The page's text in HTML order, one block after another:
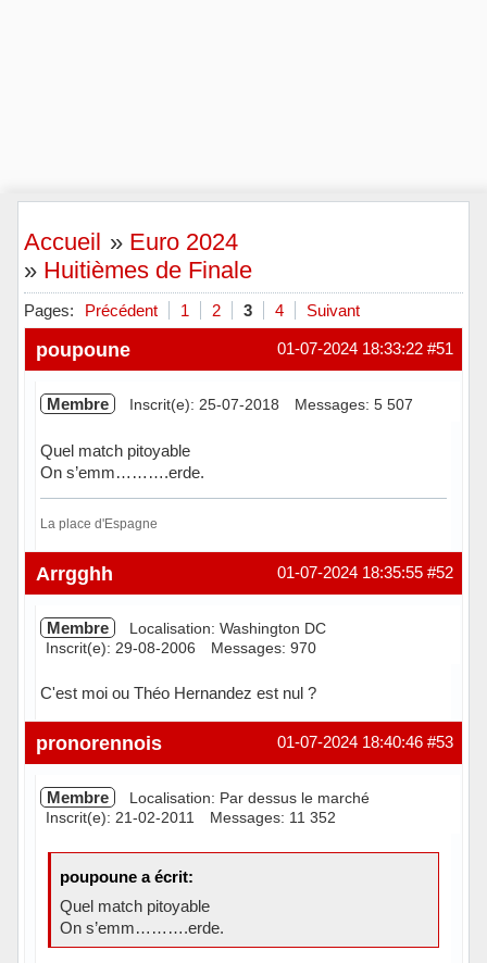
Accueil » Euro 2024
» Huitièmes de Finale
Pages: Précédent 1 2 3 4 Suivant
#51
01-07-2024 18:33:22
poupoune
Membre Inscrit(e): 25-07-2018 Messages: 5 507
Quel match pitoyable
On s’emm……….erde.
La place d'Espagne
Hors ligne #52
01-07-2024 18:35:55
Arrgghh
Membre
Localisation: Washington DC
Inscrit(e): 29-08-2006
Messages: 970
C'est moi ou Théo Hernandez est nul ?
Hors ligne #53
01-07-2024 18:40:46
pronorennois
Membre
Localisation: Par dessus le marché
Inscrit(e): 21-02-2011
Messages: 11 352
poupoune a écrit:
Quel match pitoyable
On s’emm……….erde.